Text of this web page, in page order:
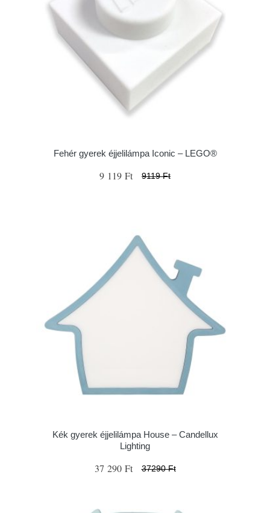
Fehér gyerek éjjelilámpa Iconic – LEGO®
9 119 Ft 9119 Ft
Kék gyerek éjjelilámpa House – Candellux
Lighting
37 290 Ft 37290 Ft